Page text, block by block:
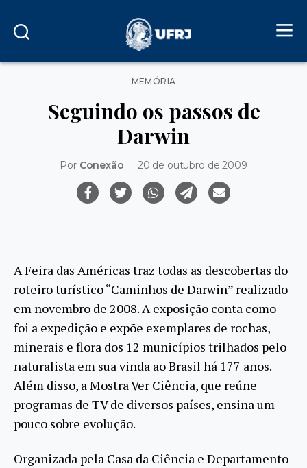
Categorias
MEMÓRIA
Seguindo os passos de
Darwin
Por Conexão 20 de outubro de 2009
A Feira das Américas traz todas as descobertas do
roteiro turístico “Caminhos de Darwin” realizado
em novembro de 2008. A exposição conta como
foi a expedição e expõe exemplares de rochas,
minerais e flora dos 12 municípios trilhados pelo
naturalista em sua vinda ao Brasil há 177 anos.
Além disso, a Mostra Ver Ciência, que reúne
programas de TV de diversos países, ensina um
pouco sobre evolução.
Organizada pela Casa da Ciência e Departamento